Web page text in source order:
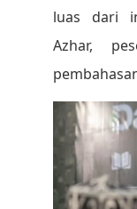
luas dari
Azhar,